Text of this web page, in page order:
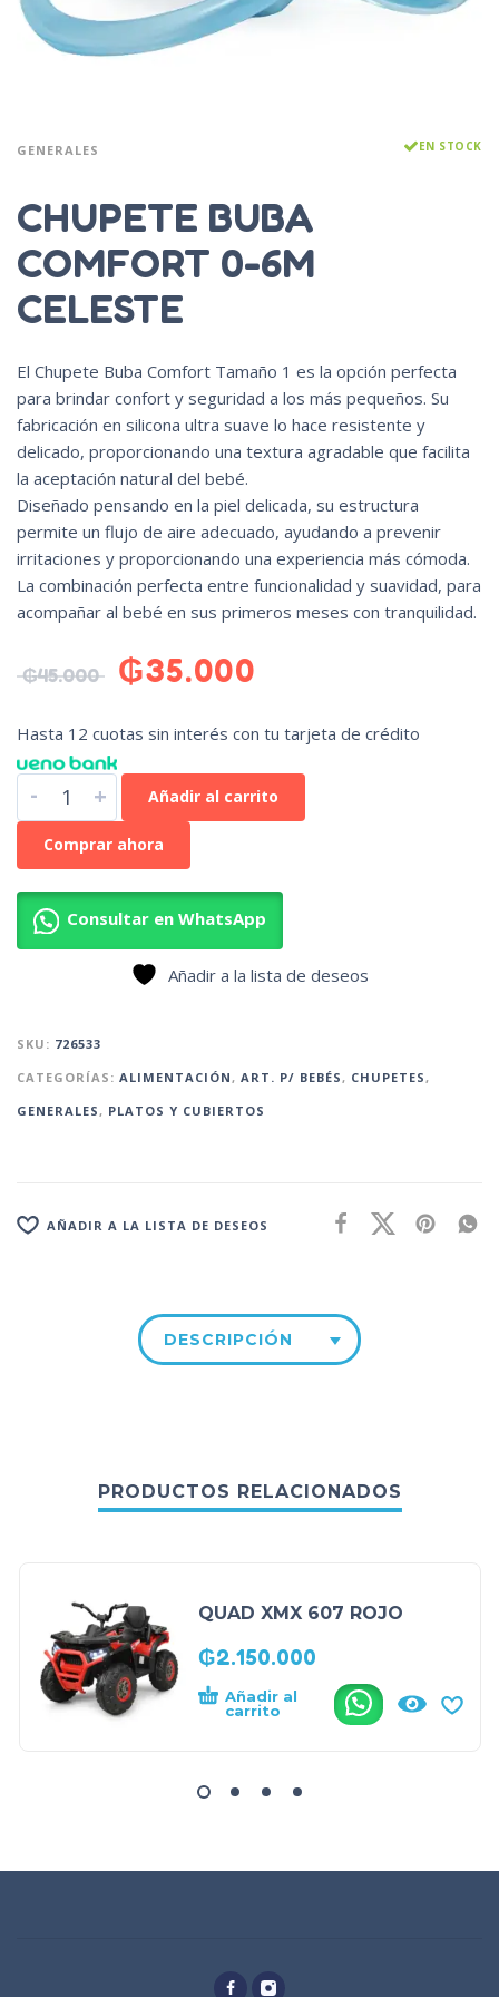
GENERALES EN STOCK
CHUPETE BUBA
COMFORT 0-6M
CELESTE
El Chupete Buba Comfort Tamaño 1 es la opción perfecta
para brindar confort y seguridad a los más pequeños. Su
fabricación en silicona ultra suave lo hace resistente y
delicado, proporcionando una textura agradable que facilita
la aceptación natural del bebé.
Diseñado pensando en la piel delicada, su estructura
permite un flujo de aire adecuado, ayudando a prevenir
irritaciones y proporcionando una experiencia más cómoda.
La combinación perfecta entre funcionalidad y suavidad, para
acompañar al bebé en sus primeros meses con tranquilidad.
₲45.000 ₲35.000
Hasta 12 cuotas sin interés con tu tarjeta de crédito
- + Añadir al carrito
Comprar ahora
Consultar en WhatsApp
Añadir a la lista de deseos
SKU: 726533
CATEGORÍAS: ALIMENTACIÓN, ART. P/ BEBÉS, CHUPETES,
GENERALES, PLATOS Y CUBIERTOS
AÑADIR A LA LISTA DE DESEOS
DESCRIPCIÓN
PRODUCTOS RELACIONADOS
QUAD XMX 607 ROJO
₲2.150.000
Añadir al
carrito
.